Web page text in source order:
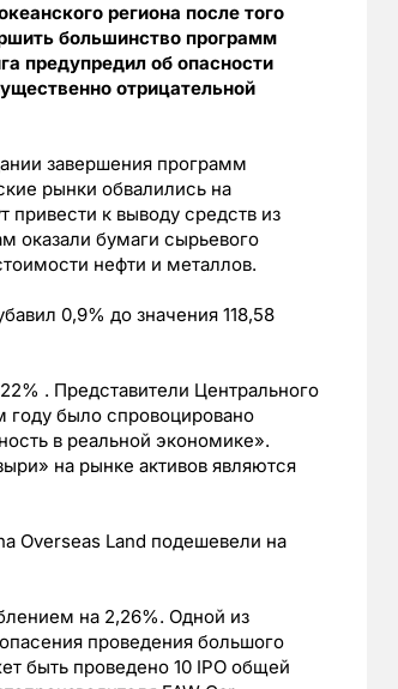
региона после того
большинство программ
предупредил об опасности
отрицательной
завершения программ
рынки обвалились на
привести к выводу средств из
оказали бумаги сырьевого
нефти и металлов.
0,9% до значения 118,58
. Представители Центрального
было спровоцировано
в реальной экономике».
на рынке активов являются
Overseas Land подешевели на
на 2,26%. Одной из
проведения большого
быть проведено 10 IPO общей